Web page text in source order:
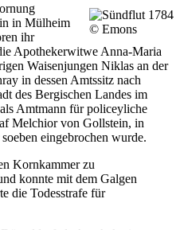
© Emons
in Mülheim
ihr
Apothekerwitwe Anna-Maria
Waisenjungen Niklas an der
in dessen Amtssitz nach
des Bergischen Landes im
Amtmann für policeyliche
Melchior von Gollstein, in
eingebrochen wurde.
Kornkammer zu
konnte mit dem Galgen
die Todesstrafe für